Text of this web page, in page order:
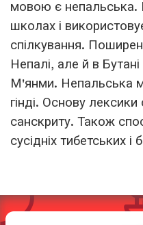
мовою є непальська.
школах і
спілкування.
Непалі, але й в Бутані
М'янми. Непальська
гінді. Основу
санскриту. Також
сусідніх тибетських і